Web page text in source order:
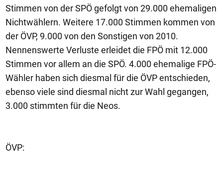
Stimmen von der SPÖ gefolgt von 29.000 ehemaligen
Nichtwählern. Weitere 17.000 Stimmen kommen von
der ÖVP, 9.000 von den Sonstigen von 2010.
Nennenswerte Verluste erleidet die FPÖ mit 12.000
Stimmen vor allem an die SPÖ. 4.000 ehemalige FPÖ-
Wähler haben sich diesmal für die ÖVP entschieden,
ebenso viele sind diesmal nicht zur Wahl gegangen,
3.000 stimmten für die Neos.
ÖVP: